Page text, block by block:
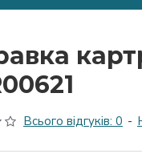
Всього відгуків: 0 -